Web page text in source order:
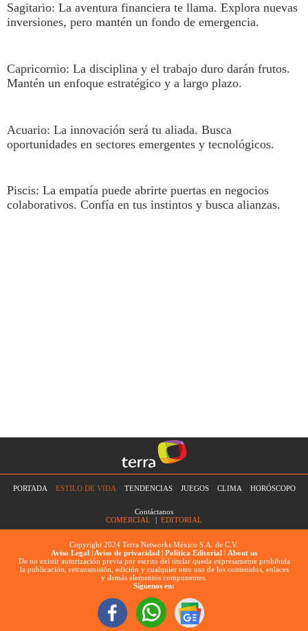
Sagitario: La aventura financiera te llama. Explora nuevas
inversiones, pero mantén un fondo de emergencia.
Capricornio: La disciplina y el trabajo duro darán frutos.
Mantén un enfoque estratégico y a largo plazo.
Acuario: La innovación será tu aliada. Busca
oportunidades en sectores emergentes y tecnológicos.
Piscis: La empatía puede abrirte puertas en negocios
colaborativos. Confía en tus instintos y busca alianzas.
PORTADA ESTILO DE VIDA TENDENCIAS JUEGOS CLIMA HORÓSCOPO
Contáctanos
COMERCIAL
| EDITORIAL
Copyright 2024 Terra Networks México S.A. de C.V.
Aviso Legal | Aviso de privacidad | Política Editorial | About us
De no existir autorización previa por escrito del titular queda expresamente prohibida
la publicación, retransmisión, edición y cualquier otro uso de los contenidos, enlaces
y demás elementos componentes.
Síguenos en: